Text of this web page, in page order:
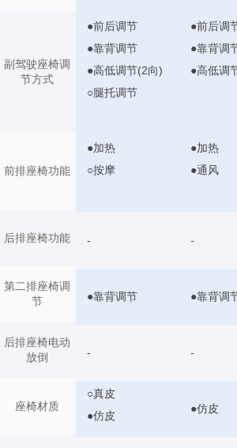
副驾驶座椅调
节方式
前排座椅功能
后排座椅功能
第二排座椅调
节
后排座椅电动
放倒
座椅材质
●前后调节
●靠背调节
●高低调节(2向)
○腿托调节
●前后调
●靠背调
●高低调
●加热
○按摩
●加热
●通风
- -
●靠背调节 ●靠背调
- -
○真皮
●仿皮
●仿皮